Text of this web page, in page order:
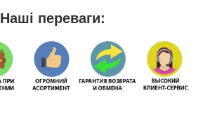
Наші переваги: